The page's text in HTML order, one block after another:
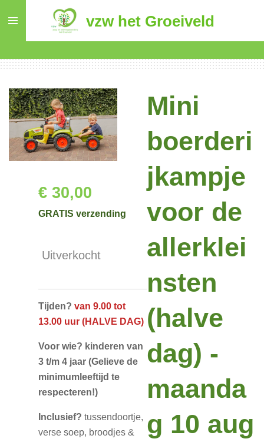
de
vzw het Groeiveld
Mini
boerderi
jkampje
voor de
allerklei
nsten
(halve
dag) -
maanda
g 10 aug
€ 30,00
GRATIS verzending
Uitverkocht
Tijden? van 9.00 tot
13.00 uur (HALVE DAG)
Voor wie? kinderen van
3 t/m 4 jaar (Gelieve de
minimumleeftijd te
respecteren!)
Inclusief? tussendoortje,
verse soep, broodjes &